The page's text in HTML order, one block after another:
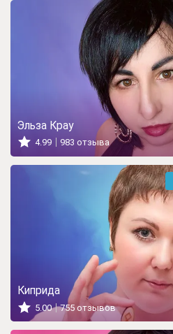
Эльза Крау
4.99 983 отзыва
Киприда
5.00 755 отзывов